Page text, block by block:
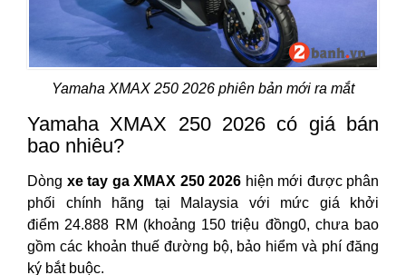
Yamaha XMAX 250 2026 phiên bản mới ra mắt
Yamaha XMAX 250 2026 có giá bán
bao nhiêu?
Dòng xe tay ga XMAX 250 2026 hiện mới được phân
phối chính hãng tại Malaysia với mức giá khởi
điểm 24.888 RM (khoảng 150 triệu đồng0, chưa bao
gồm các khoản thuế đường bộ, bảo hiểm và phí đăng
ký bắt buộc.